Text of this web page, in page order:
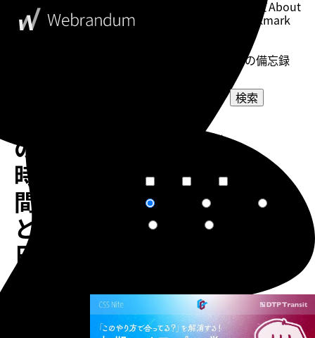
このブログについてAbout
Bookmark
ウェブデザイナーの備忘録
の
時
間
と
日
検索
選択してください